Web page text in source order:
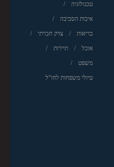
טכנולוגיה
איכות הסביבה
בריאות צדק חברתי
אוכל תיירות
משפט
טיולי משפחות לחו"ל